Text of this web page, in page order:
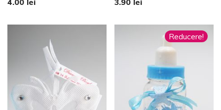
4.00 lei
3.90 lei
Reducere!